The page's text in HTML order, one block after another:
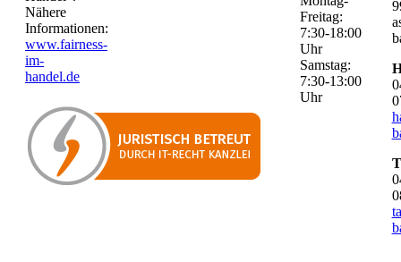
Nähere
Informationen:
www.fairness-
im-
handel.de
Freitag:
7:30-18:00
Uhr
Samstag:
7:30-13:00
Uhr